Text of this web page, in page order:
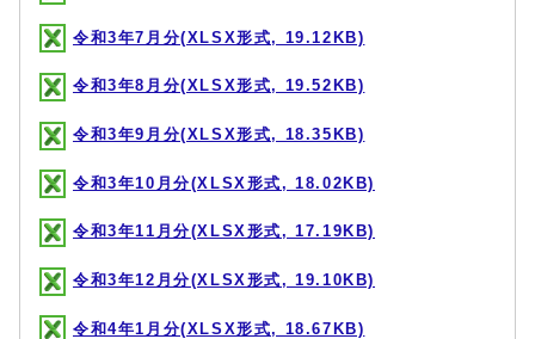
令和3年7月分(XLSX形式, 19.12KB)
令和3年8月分(XLSX形式, 19.52KB)
令和3年9月分(XLSX形式, 18.35KB)
令和3年10月分(XLSX形式, 18.02KB)
令和3年11月分(XLSX形式, 17.19KB)
令和3年12月分(XLSX形式, 19.10KB)
令和4年1月分(XLSX形式, 18.67KB)